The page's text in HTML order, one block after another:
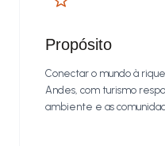
Propósito
Conectar o mundo à
Andes, com turismo
ambiente e as